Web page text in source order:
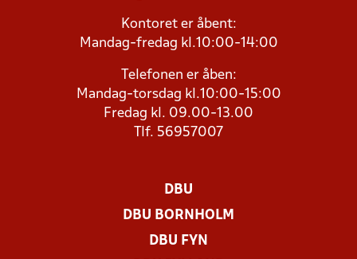
Kontoret er åbent:
Mandag-fredag kl.10:00-14:00
Telefonen er åben:
Mandag-torsdag kl.10:00-15:00
Fredag kl. 09.00-13.00
Tlf. 56957007
DBU
DBU BORNHOLM
DBU FYN